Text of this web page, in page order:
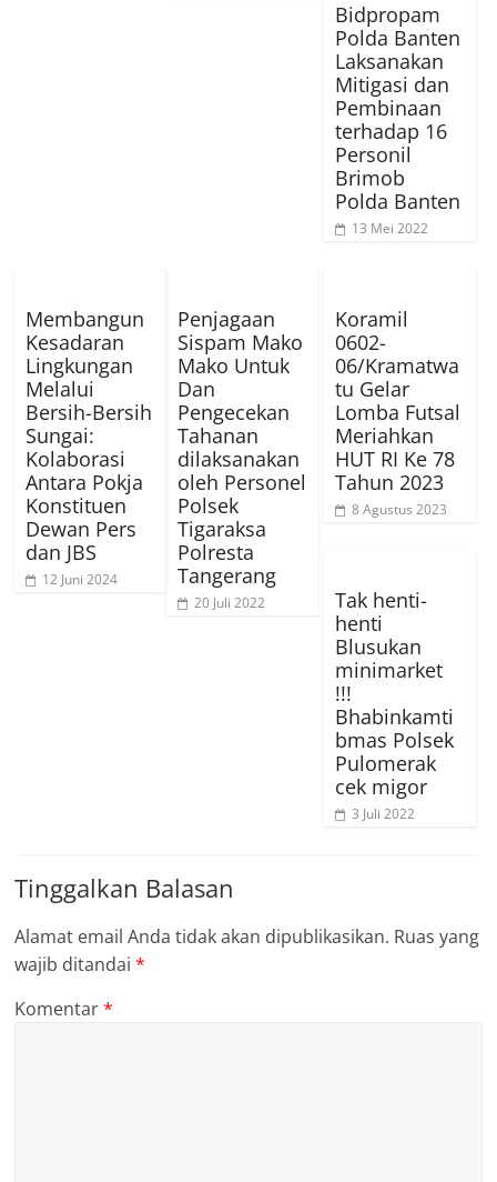
Bidpropam
Polda Banten
Laksanakan
Mitigasi dan
Pembinaan
terhadap 16
Personil
Brimob
Polda Banten
13 Mei 2022
Membangun
Kesadaran
Lingkungan
Melalui
Bersih-Bersih
Sungai:
Kolaborasi
Antara Pokja
Konstituen
Dewan Pers
dan JBS
12 Juni 2024
Penjagaan
Sispam Mako
Mako Untuk
Dan
Pengecekan
Tahanan
dilaksanakan
oleh Personel
Polsek
Tigaraksa
Polresta
Tangerang
20 Juli 2022
Koramil
0602-
06/Kramatwa
tu Gelar
Lomba Futsal
Meriahkan
HUT RI Ke 78
Tahun 2023
8 Agustus 2023
Tak henti-
henti
Blusukan
minimarket
!!!
Bhabinkamti
bmas Polsek
Pulomerak
cek migor
3 Juli 2022
Tinggalkan Balasan
Alamat email Anda tidak akan dipublikasikan. Ruas yang
wajib ditandai*
Komentar*